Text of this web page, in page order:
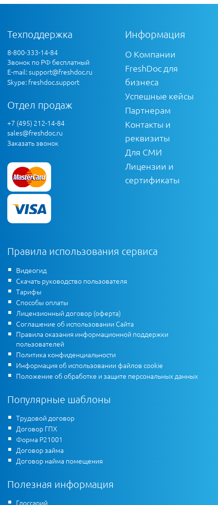
Техподдержка
8-800-333-14-84
Звонок по РФ бесплатный
E-mail:support@freshdoc.ru
Skype: freshdoc.support
Отдел продаж
+7 (495) 212-14-84
sales@freshdoc.ru
Заказать звонок
Информация
О Компании
FreshDoc для
бизнеса
Успешные кейсы
Партнерам
Контакты и
реквизиты
Для СМИ
Лицензии и
сертификаты
Правила использования сервиса
Видеогид
Скачать руководство пользователя
Тарифы
Способы оплаты
Лицензионный договор (оферта)
Соглашение об использовании Сайта
Правила оказания информационной поддержки
пользователей
Политика конфиденциальности
Информация об использовании файлов cookie
Положение об обработке и защите персональных данных
Популярные шаблоны
Трудовой договор
Договор ГПХ
Форма Р21001
Договор займа
Договор найма помещения
Полезная информация
Глоссарий